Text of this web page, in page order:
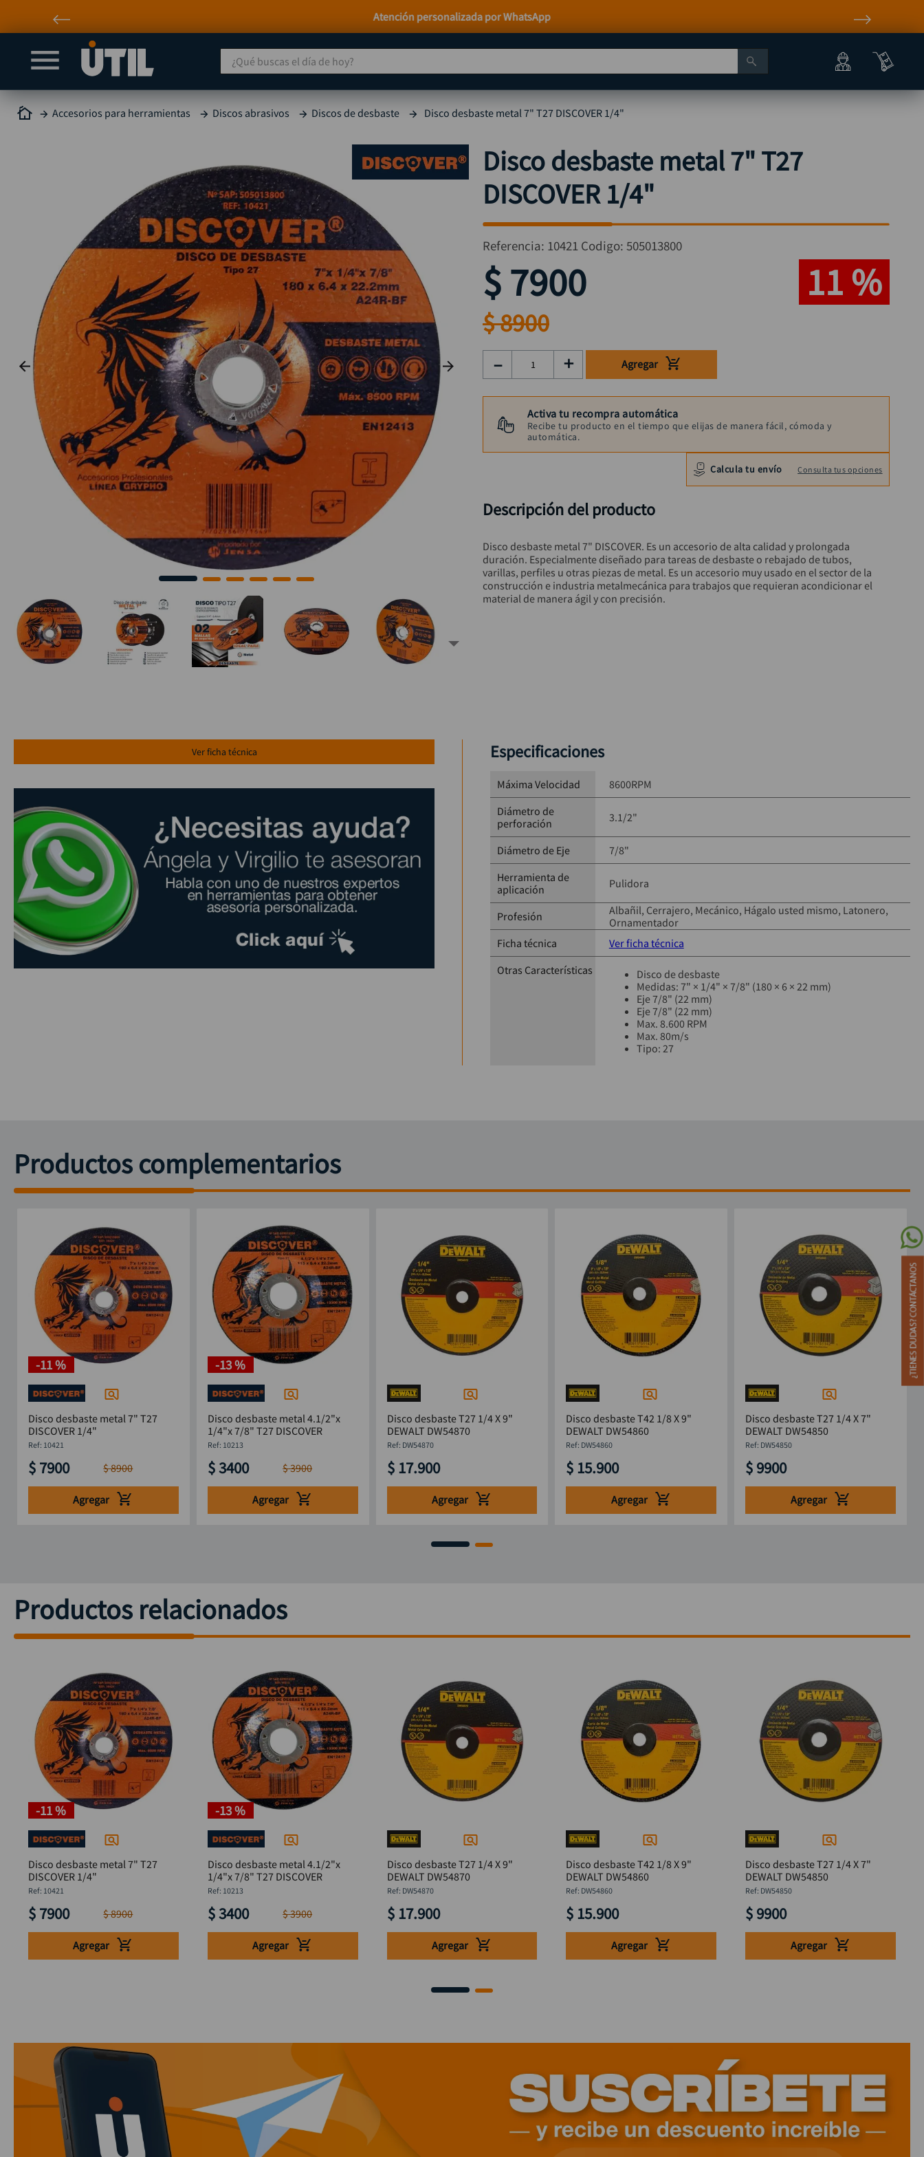
Paga a Crédito con Addi y Sistecrédito
¿Qué buscas el día de hoy?
Accesorios para herramientas Discos abrasivos Discos de desbaste Disco desbaste metal 7" T27 DISCOVER 1/4"
Disco desbaste metal 7" T27
DISCOVER 1/4"
Referencia: 10421 Codigo: 505013800
$ 7900 11 %
$8900
＋
－ Agregar
Activa tu recompra automática
Recibe tu producto en el tiempo que elijas de manera fácil, cómoda y
automática.
Calcula tu envío Consulta tus opciones
Descripción del producto
Disco desbaste metal 7" DISCOVER. Es un accesorio de alta calidad y prolongada
duración. Especialmente diseñado para tareas de desbaste o rebajado de tubos,
varillas, perfiles u otras piezas de metal. Es un accesorio muy usado en el sector de la
construcción e industria metalmecánica para trabajos que requieran acondicionar el
material de manera ágil y con precisión.
Ver ficha técnica Especificaciones
Máxima Velocidad
8600RPM
Diámetro de
perforación
3.1/2"
Diámetro de Eje
7/8"
Herramienta de
aplicación
Pulidora
Profesión Albañil Cerrajero Mecánico Hágalo usted mismo Latonero
Ornamentador
Ficha técnica
Ver ficha técnica
Otras Características
Disco de desbaste
Medidas: 7" × 1/4" × 7/8" (180 × 6 × 22 mm)
Eje 7/8" (22 mm)
Eje 7/8" (22 mm)
Max. 8.600 RPM
Max. 80m/s
Tipo: 27
Productos complementarios
-11 %
Disco desbaste metal 7" T27
DISCOVER 1/4"
: 10421
$ 7900 $8900
Agregar
-13 %
Disco desbaste metal 4.1/2"x
1/4"x 7/8" T27 DISCOVER
: 10213
$3400 $3900
Agregar
Disco desbaste T27 1/4 X 9"
DEWALT DW54870
: DW54870
$ 17.900
Agregar
Disco desbaste T42 1/8 X 9"
DEWALT DW54860
: DW54860
$ 15.900
Agregar
Disco desbaste T27 1/4 X 7"
DEWALT DW54850
: DW54850
$ 9900
Agregar
Productos relacionados
-11 %
Disco desbaste metal 7" T27
DISCOVER 1/4"
: 10421
$ 7900 $8900
Agregar
-13 %
Disco desbaste metal 4.1/2"x
1/4"x 7/8" T27 DISCOVER
: 10213
$3400 $3900
Agregar
Disco desbaste T27 1/4 X 9"
DEWALT DW54870
: DW54870
$ 17.900
Agregar
Disco desbaste T42 1/8 X 9"
DEWALT DW54860
: DW54860
$ 15.900
Agregar
Disco desbaste T27 1/4 X 7"
DEWALT DW54850
: DW54850
$ 9900
Agregar
TÉRMINOS MÁS BUSCADOS
1. taladro
compresor
ruteadora
. broca
hidrolavadora
8. rueda
taladro inalámbrico
10 llave